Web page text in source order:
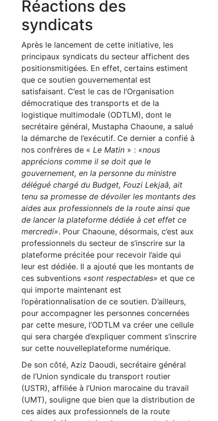
Réactions des
syndicats
Après le lancement de cette initiative, les
principaux syndicats du secteur affichent des
positionsmitigées. En effet, certains estiment
que ce soutien gouvernemental est
satisfaisant. C’est le cas de l’Organisation
démocratique des transports et de la
logistique multimodale (ODTLM), dont le
secrétaire général, Mustapha Chaoune, a salué
la démarche de l’exécutif. Ce dernier a confié à
nos confrères de « Le Matin » : «nous
apprécions comme il se doit que le
gouvernement, en la personne du ministre
délégué chargé du Budget, Fouzi Lekjaâ, ait
tenu sa promesse de dévoiler les montants des
aides aux professionnels de la route ainsi que
de lancer la plateforme dédiée à cet effet ce
mercredi». Pour Chaoune, désormais, c’est aux
professionnels du secteur de s’inscrire sur la
plateforme précitée pour recevoir l’aide qui
leur est dédiée. Il a ajouté que les montants de
ces subventions «sont respectables» et que ce
qui importe maintenant est
l’opérationnalisation de ce soutien. D’ailleurs,
pour accompagner les personnes concernées
par cette mesure, l’ODTLM va créer une cellule
qui sera chargée d’expliquer comment s’inscrire
sur cette nouvelleplateforme numérique.
De son côté, Aziz Daoudi, secrétaire général
de l’Union syndicale du transport routier
(USTR), affiliée à l’Union marocaine du travail
(UMT), souligne que bien que la distribution de
ces aides aux professionnels de la route